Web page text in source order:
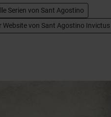
Serien von Sant Agostino
Website von Sant Agostino Invictus